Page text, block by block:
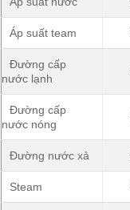
Áp suất team
Đường cấp
nước lạnh
Đường cấp
nước nóng
Đường nước xả
Steam